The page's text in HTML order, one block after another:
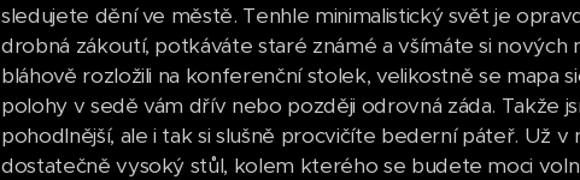
sledujete dění ve městě. Tenhle minimalistický svět je
drobná zákoutí, potkáváte staré známé a všímáte si nových
bláhově rozložili na konferenční stolek, velikostně se mapa
polohy v sedě vám dřív nebo později odrovná záda. Takže
pohodlnější, ale i tak si slušně procvičíte bederní páteř. Už
dostatečně vysoký stůl, kolem kterého se budete moci